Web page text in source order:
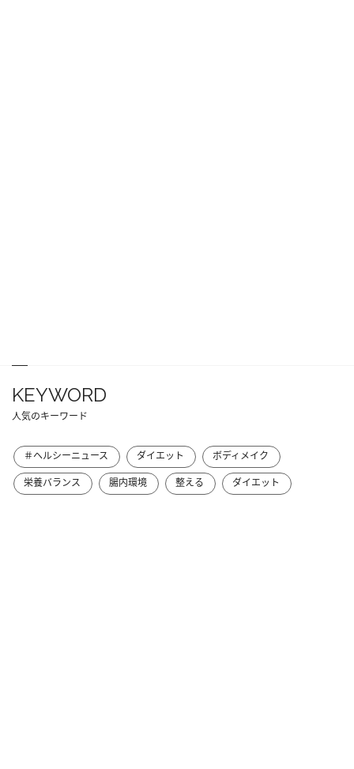
KEYWORD
人気のキーワード
＃ヘルシーニュース ダイエット
ボディメイク
栄養バランス
腸内環境 整える ダイエット